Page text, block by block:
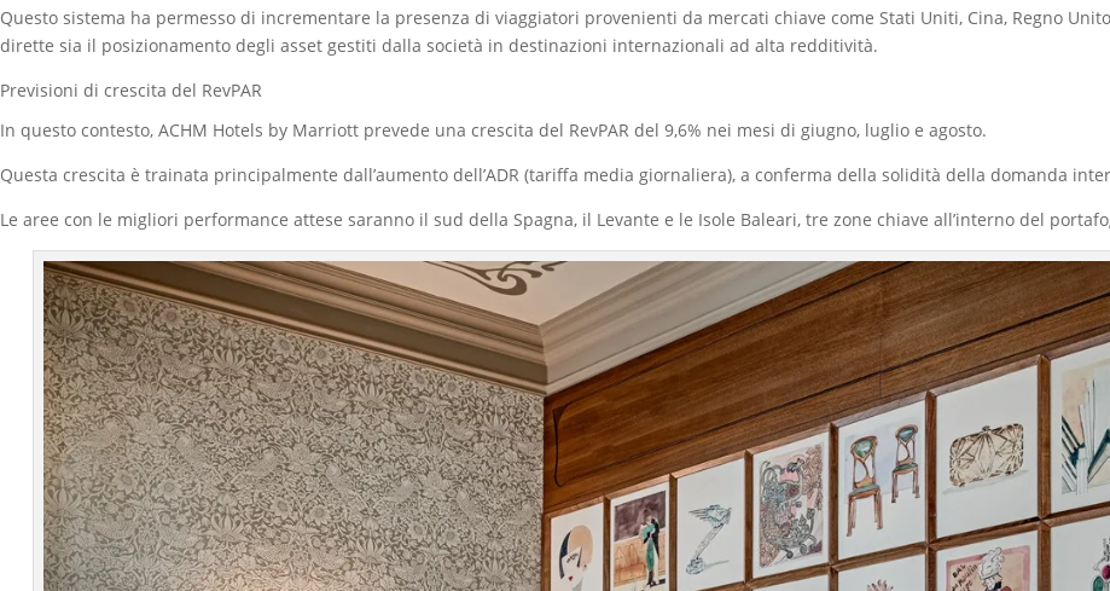
Questo sistema ha permesso di incrementare la presenza di viaggiatori provenienti da mercati chiave come Stati Uniti, Cina, Regno
dirette sia il posizionamento degli asset gestiti dalla società in destinazioni internazionali ad alta redditività.
Previsioni di crescita del RevPAR
In questo contesto, ACHM Hotels by Marriott prevede una crescita del RevPAR del 9,6% nei mesi di giugno, luglio e agosto.
Questa crescita è trainata principalmente dall’aumento dell’ADR (tariffa media giornaliera), a conferma della solidità della domanda
Le aree con le migliori performance attese saranno il sud della Spagna, il Levante e le Isole Baleari, tre zone chiave all’interno del